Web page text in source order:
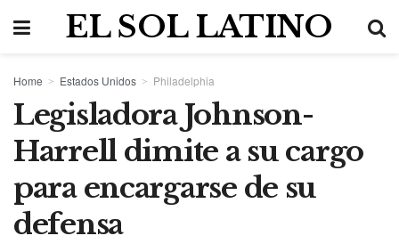
EL SOL LATINO
Home Estados Unidos Philadelphia
Legisladora Johnson-
Harrell dimite a su cargo
para encargarse de su
defensa